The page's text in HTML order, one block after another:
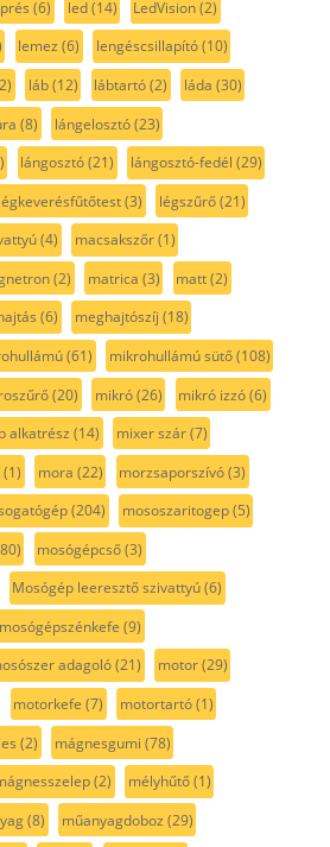
(6) led(14) LedVision(2)
lemez (6) lengéscsillapító(10)
láb(12) lábtartó(2) láda (30)
(8) lángelosztó(23)
lángosztó(21) lángosztó-fedél (29)
légkeverésfűtőtest(3) légszűrő(21)
(4) macsakszőr(1)
(2) matrica (3) matt(2)
(6) meghajtószíj (18)
(61) mikrohullámú sütő(108)
(20) mikró(26) mikró izzó(6)
alkatrész (14) mixer szár(7)
(1) mora (22) morzsaporszívó(3)
(204) mososzaritogep(5)
mosógépcső(3)
Mosógép leeresztő szivattyú(6)
mosógépszénkefe (9)
adagoló(21) motor(29)
motorkefe (7) motortartó(1)
(2) mágnesgumi (78)
(2) mélyhűtő(1)
(8) műanyagdoboz (29)